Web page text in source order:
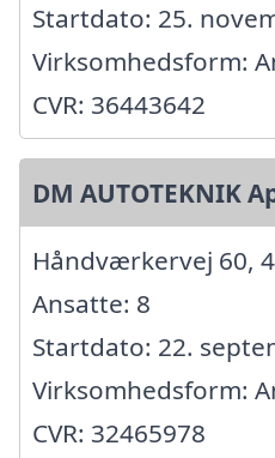
Startdato: 25.
Virksomhedsform:
CVR: 36443642
DM AUTOTEKNIK
Håndværkervej 60,
Ansatte: 8
Startdato: 22.
Virksomhedsform:
CVR: 32465978